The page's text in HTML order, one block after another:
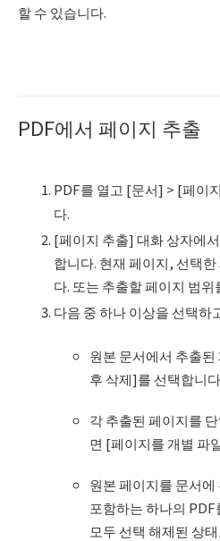
할 수 있습니다.
PDF에서 페이지 추출
PDF를 열고 [문서] > [페이
다.
[페이지 추출] 대화 상자에
합니다. 현재 페이지, 선택
다. 또는 추출할 페이지 범위
다음 중 하나 이상을 선택
원본 문서에서 추출
후 삭제]를 선택합니
각 추출된 페이지를
면 [페이지를 개별 파
원본 페이지를 문서
포함하는 하나의
모두 선택 해제된 상